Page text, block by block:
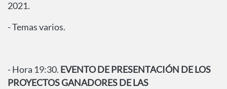
2021.
- Temas varios.
-Hora 19:30. EVENTO DE PRESENTACIÓN DE LOS
PROYECTOS GANADORES DE LAS